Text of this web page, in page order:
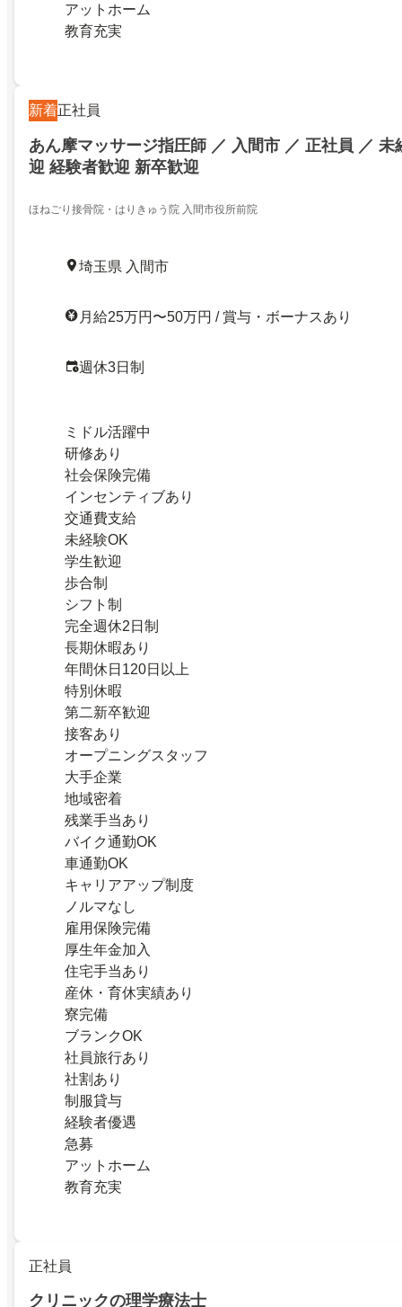
アットホーム
教育充実
新着正社員
あん摩マッサージ指圧師 ／ 入間市 ／ 正社員 ／ 未
迎 経験者歓迎 新卒歓迎
ほねごり接骨院・はりきゅう院 入間市役所前院
埼玉県 入間市
月給25万円〜50万円 / 賞与・ボーナスあり
週休3日制
ミドル活躍中
研修あり
社会保険完備
インセンティブあり
交通費支給
未経験OK
学生歓迎
歩合制
シフト制
完全週休2日制
長期休暇あり
年間休日120日以上
特別休暇
第二新卒歓迎
接客あり
オープニングスタッフ
大手企業
地域密着
残業手当あり
バイク通勤OK
車通勤OK
キャリアアップ制度
ノルマなし
雇用保険完備
厚生年金加入
住宅手当あり
産休・育休実績あり
寮完備
ブランクOK
社員旅行あり
社割あり
制服貸与
経験者優遇
急募
アットホーム
教育充実
正社員
クリニックの理学療法士